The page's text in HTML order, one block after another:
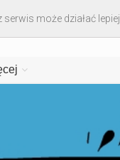
może działać lepiej.